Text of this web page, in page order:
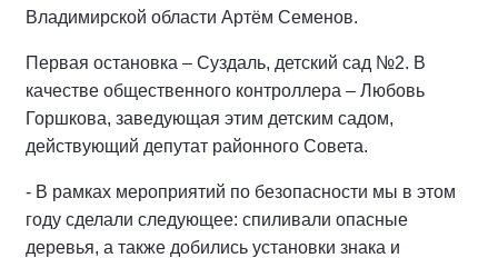
Владимирской области Артём Семенов.
Первая остановка – Суздаль, детский сад №2. В
качестве общественного контроллера – Любовь
Горшкова, заведующая этим детским садом,
действующий депутат районного Совета.
- В рамках мероприятий по безопасности мы в этом
году сделали следующее: спиливали опасные
деревья, а также добились установки знака и